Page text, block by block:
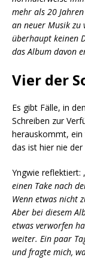
mehr als 20
an neuer Musik
überhaupt keinen
das Album davon
Vier der
Es gibt Fälle, in
Schreiben zur
herauskommt,
das ist hier nie der
Yngwie reflektiert:
einen Take nach
Wenn etwas nicht
Aber bei diesem
etwas verworfen
weiter. Ein paar
und fragte mich,